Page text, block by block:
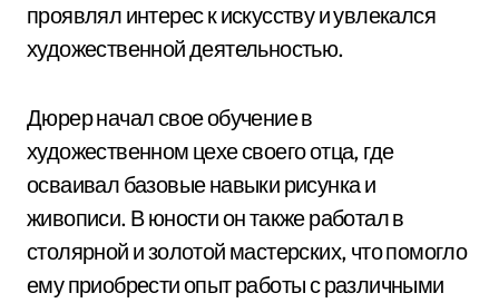
проявлял интерес к искусству и увлекался
художественной деятельностью.
Дюрер начал свое обучение в
художественном цехе своего отца, где
осваивал базовые навыки рисунка и
живописи. В юности он также работал в
столярной и золотой мастерских, что помогло
ему приобрести опыт работы с различными